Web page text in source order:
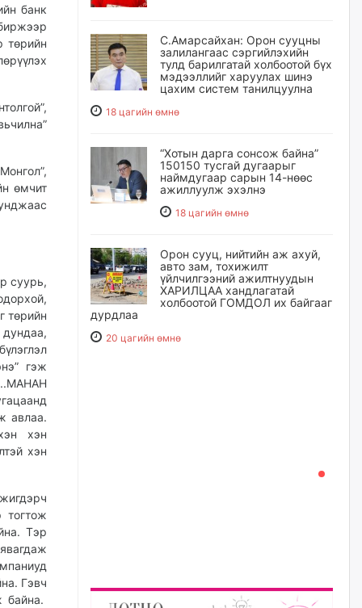
банк
төрийн
өмчит
суурь,
төрийн
гэж
авлаа.
хэн
хэн
тогтож
Тэр
Гэвч
байна.
С.Амарсайхан: Орон сууцны
залилангаас сэргийлэхийн
тулд барилгатай холбоотой бүх
мэдээллийг харуулах шинэ
цахим систем танилцуулна
18 цагийн өмнө
“Хотын дарга сонсож байна”
150150 тусгай дугаарыг
наймдугаар сарын 14-нөөс
ажиллуулж эхэлнэ
18 цагийн өмнө
Орон сууц, нийтийн аж ахуй,
авто зам, тохижилт
үйлчилгээний ажилтнуудын
ХАРИЛЦАА хандлагатай
холбоотой ГОМДОЛ их байгааг
дурдлаа
20 цагийн өмнө
Д.Амарбаясгалан:
Шатахууныхаа 97 хувийг нэг